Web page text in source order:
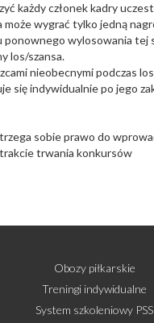
każdy członek kadry
może wygrać tylko jedną
ponownego wylosowania tej
los/szansa.
nieobecnymi podczas
się indywidualnie po jego
sobie prawo do
trwania konkursów
Obozy piłkarskie
Treningi indywidualne
System szkoleniowy PSS